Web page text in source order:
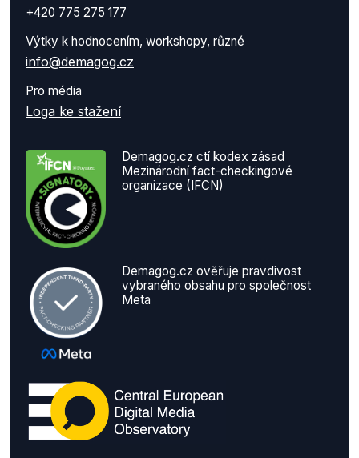
+420 775 275 177
Výtky k hodnocením, workshopy, různé
info@demagog.cz
Pro média
Loga ke stažení
Demagog.cz ctí kodex zásad
Mezinárodní fact-checkingové
organizace (IFCN)
Demagog.cz ověřuje pravdivost
vybraného obsahu pro společnost
Meta